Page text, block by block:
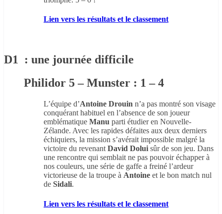
Lien vers les résultats et le classement
D1 : une journée difficile
Philidor 5 – Munster : 1 – 4
L’équipe d’Antoine Drouin n’a pas montré son visage
conquérant habituel en l’absence de son joueur
emblématique Manu parti étudier en Nouvelle-
Zélande. Avec les rapides défaites aux deux derniers
échiquiers, la mission s’avérait impossible malgré la
victoire du revenant David Dolui sûr de son jeu. Dans
une rencontre qui semblait ne pas pouvoir échapper à
nos couleurs, une série de gaffe a freiné l’ardeur
victorieuse de la troupe à Antoine et le bon match nul
de Sidali.
Lien vers les résultats et le classement